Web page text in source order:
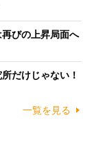
びの上昇局面へ
だけじゃない！
一覧を見る